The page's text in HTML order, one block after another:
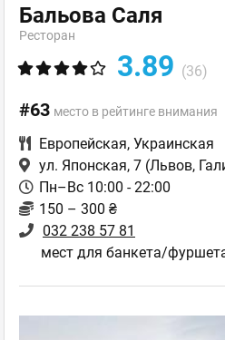
Бальова Саля
Ресторан
3.89 (36)
#63 место в рейтинге внимания
Европейская, Украинская
ул. Японская, 7 (Львов,
Пн–Вс 10:00 - 22:00
150 – 300 ₴
032 238 57 81
мест для банкета/